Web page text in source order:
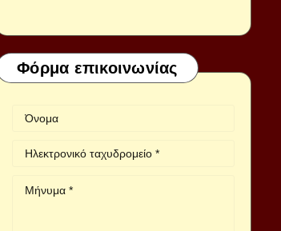
Φόρμα επικοινωνίας